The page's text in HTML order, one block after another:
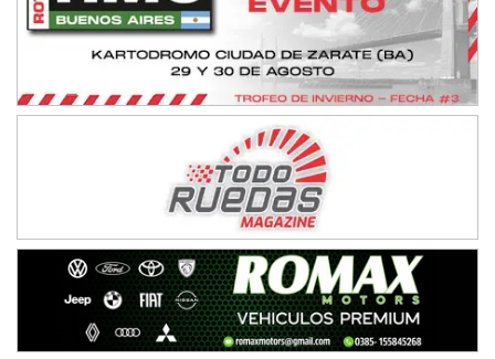
NORESTE SANTAFESINO - F6
Avellaneda (Santa Fe)
SUR SANTAFESINO - F4